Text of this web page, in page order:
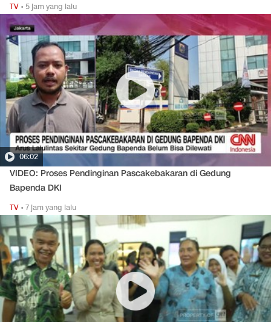
TV • 5 jam yang lalu
06:02
VIDEO: Proses Pendinginan Pascakebakaran di Gedung
Bapenda DKI
TV •7 jam yang lalu